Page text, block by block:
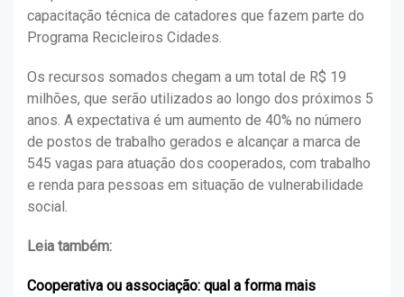
capacitação técnica de catadores que fazem parte do
Programa Recicleiros Cidades.
Os recursos somados chegam a um total de R$ 19
milhões, que serão utilizados ao longo dos próximos 5
anos. A expectativa é um aumento de 40% no número
de postos de trabalho gerados e alcançar a marca de
545 vagas para atuação dos cooperados, com trabalho
e renda para pessoas em situação de vulnerabilidade
social.
Leia também:
Cooperativa ou associação: qual a forma mais